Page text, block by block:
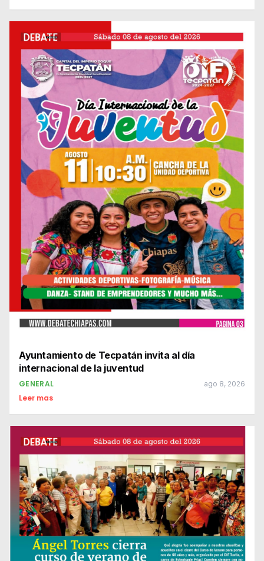
Ayuntamiento de Tecpatán invita al día
internacional de la juventud
GENERAL ago 8, 2026
Leer mas